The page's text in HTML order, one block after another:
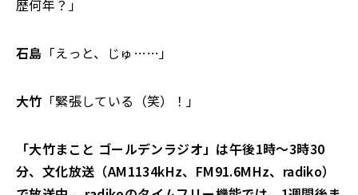
歴何年？」
石島 「えっと、じゅ……」
大竹 「緊張している（笑）！」
「大竹まこと ゴールデンラジオ」は午後1時～3時30
分、文化放送（AM1134kHz、FM91.6MHz、radiko）